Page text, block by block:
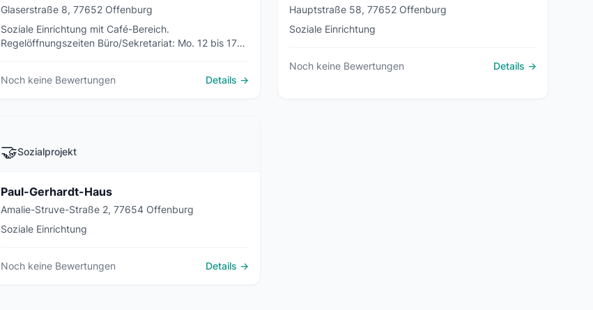
Glaserstraße 8, 77652 Offenburg
Soziale Einrichtung mit Café-Bereich.
Regelöffnungszeiten Büro/Sekretariat: Mo. 12 bis 17
Noch keine Bewertungen
Details →
Hauptstraße 58, 77652 Offenburg
Soziale Einrichtung
Noch keine Bewertungen Details →
🤝Sozialprojekt
Paul-Gerhardt-Haus
Amalie-Struve-Straße 2, 77654 Offenburg
Soziale Einrichtung
Noch keine Bewertungen Details →